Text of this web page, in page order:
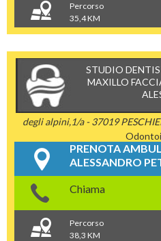
Percorso
35,4 KM
STUDIO
MAXILLO
degli alpini,1/a - 37019
PRENOTA
ALESSANDRO
Chiama
Percorso
38,3 KM